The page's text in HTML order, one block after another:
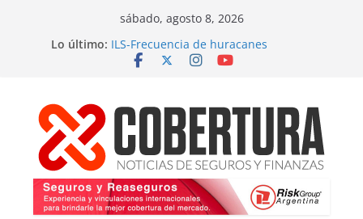
sábado, agosto 8, 2026
Lo último: ILS-Frecuencia de huracanes
Seguro marítimo-Presiones cruzadas
Fitch-Impulso a la innovación